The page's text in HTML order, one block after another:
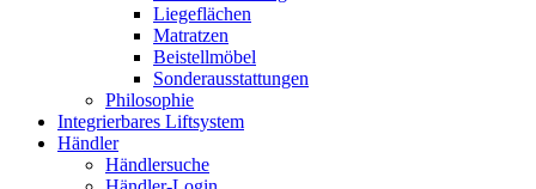
Liegeflächen
Matratzen
Beistellmöbel
Sonderausstattungen
Philosophie
Integrierbares Liftsystem
Händler
Händlersuche